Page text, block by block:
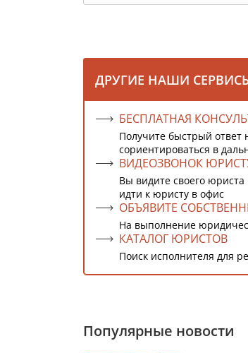
ДРУГИЕ НАШИ
БЕСПЛАТНАЯ
Получите быстрый
сориентироваться в
ВИДЕОЗВОНОК
Вы видите своего юриста
идти к юристу в офис
ОБЪЯВИТЕ
На выполнение
КАТАЛОГ ЮРИСТОВ
Поиск исполнителя для
Популярные новости